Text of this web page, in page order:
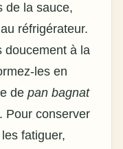
de la sauce,
au réfrigérateur.
doucement à la
les en
de pan bagnat
Pour conserver
fatiguer,